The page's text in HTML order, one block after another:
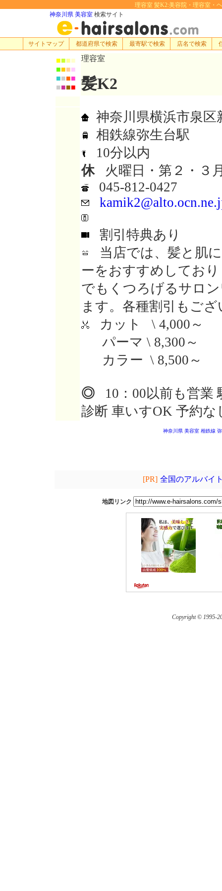
理容室 髪K2:美容院・理容室・
神奈川県 美容室 検索サイト
サイトマップ 都道府県で検索 最寄駅で検索 店名で検索
■■■■
■■■■
■■■■
■■■■
理容室
髪K2
神奈川県横浜市泉区
相鉄線弥生台駅
10分以内
休火曜日・第２・３
045-812-0427
割引特典あり
当店では、髪と肌
ーをおすすめしてお
でもくつろげるサロ
ます。各種割引もご
カット \ 4,000～
パーマ \ 8,300～
カラー \ 8,500～
◎ 10：00以前も営業
診断 車いすOK 予約な
神奈川県 美容室 相鉄線
[PR] 全国のアルバイ
地図リンク
Copyright © 1995-